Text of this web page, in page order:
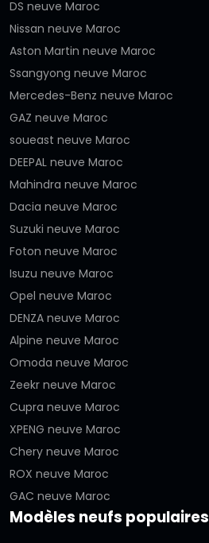
DS neuve Maroc
Nissan neuve Maroc
Aston Martin neuve Maroc
Ssangyong neuve Maroc
Mercedes-Benz neuve Maroc
GAZ neuve Maroc
soueast neuve Maroc
DEEPAL neuve Maroc
Mahindra neuve Maroc
Dacia neuve Maroc
Suzuki neuve Maroc
Foton neuve Maroc
Isuzu neuve Maroc
Opel neuve Maroc
DENZA neuve Maroc
Alpine neuve Maroc
Omoda neuve Maroc
Zeekr neuve Maroc
Cupra neuve Maroc
XPENG neuve Maroc
Chery neuve Maroc
ROX neuve Maroc
GAC neuve Maroc
Modèles neufs populaires